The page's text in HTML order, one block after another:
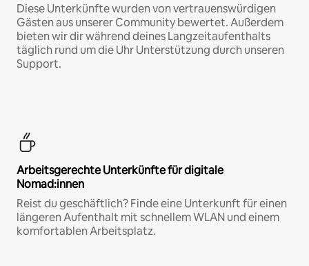
Diese Unterkünfte wurden von vertrauenswürdigen
Gästen aus unserer Community bewertet. Außerdem
bieten wir dir während deines Langzeitaufenthalts
täglich rund um die Uhr Unterstützung durch unseren
Support.
Arbeitsgerechte Unterkünfte für digitale
Nomad:innen
Reist du geschäftlich? Finde eine Unterkunft für einen
längeren Aufenthalt mit schnellem WLAN und einem
komfortablen Arbeitsplatz.